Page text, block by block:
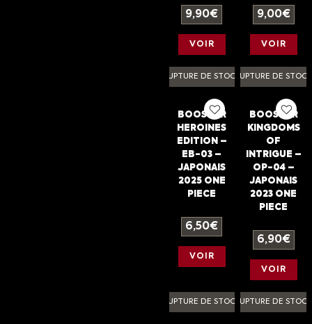
9,90€
VOIR
9,00€
VOIR
RUPTURE DE STOCK
BOOSTER
HEROINES
EDITION –
EB-03 –
JAPONAIS
2025 ONE
PIECE
6,50€
VOIR
RUPTURE DE STOCK
BOOSTER
KINGDOMS
OF
INTRIGUE –
OP-04 –
JAPONAIS
2023 ONE
PIECE
6,90€
VOIR
RUPTURE DE STOCKRUPTURE DE STOCK